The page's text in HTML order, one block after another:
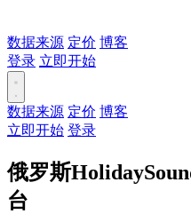
数据来源 定价 博客
登录 立即开始
数据来源 定价 博客
立即开始 登录
俄罗斯
台